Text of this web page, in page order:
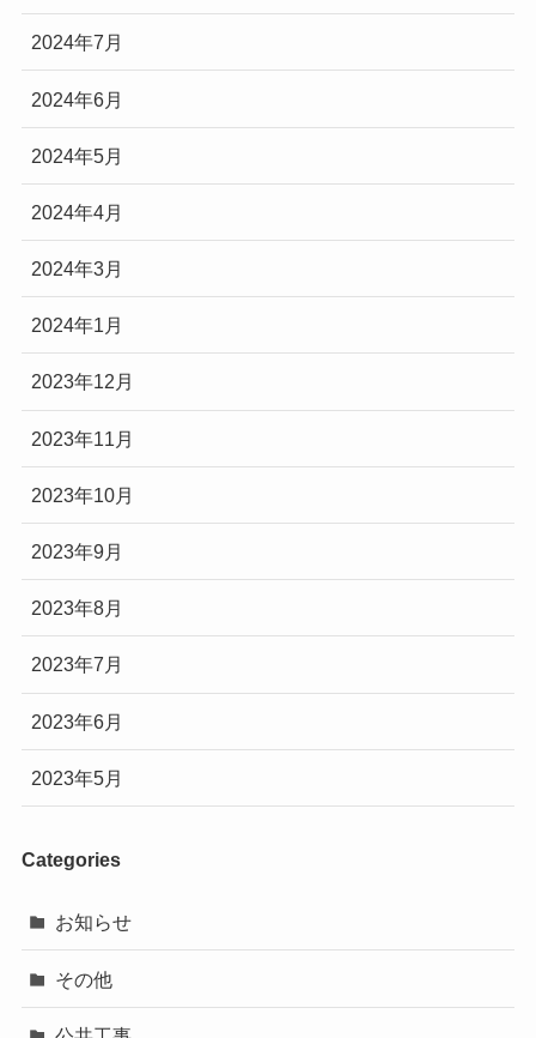
2024年7月
2024年6月
2024年5月
2024年4月
2024年3月
2024年1月
2023年12月
2023年11月
2023年10月
2023年9月
2023年8月
2023年7月
2023年6月
2023年5月
Categories
お知らせ
その他